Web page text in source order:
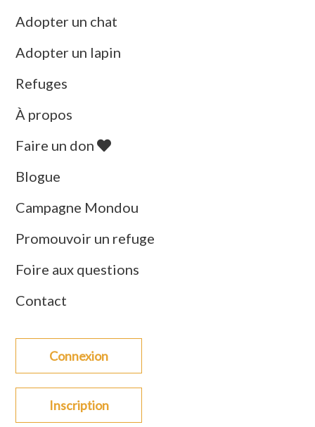
Adopter un chat
Adopter un lapin
Refuges
À propos
Faire un don
Blogue
Campagne Mondou
Promouvoir un refuge
Foire aux questions
Contact
Connexion
Inscription